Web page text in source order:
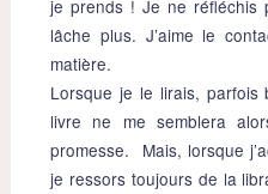
je prends ! Je ne
lâche plus. J’aime le
matière.
Lorsque je le lirais,
livre ne me semblera
promesse. Mais, lorsque
je ressors toujours de la